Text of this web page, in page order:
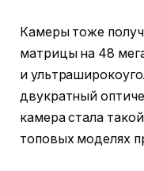
Камеры тоже
матрицы на 48
и
двукратный
камера стала
топовых моделях